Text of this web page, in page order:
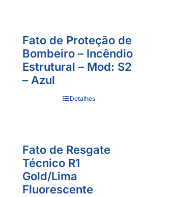
Fato de Proteção de
Bombeiro – Incêndio
Estrutural – Mod: S2
– Azul
Detalhes
Fato de Resgate
Técnico R1
Gold/Lima
Fluorescente